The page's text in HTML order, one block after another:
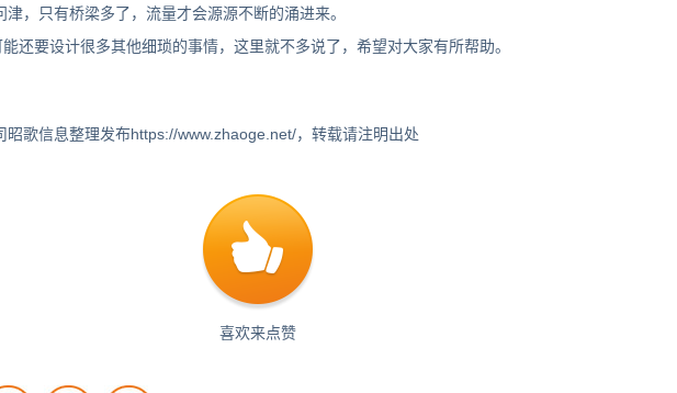
，只有桥梁多了，流量才会源源不断的涌进来。
要设计很多其他细琐的事情，这里就不多说了，希望对大家有所帮助。
昭歌信息整理发布https://www.zhaoge.net/，转载请注明出处
喜欢来点赞